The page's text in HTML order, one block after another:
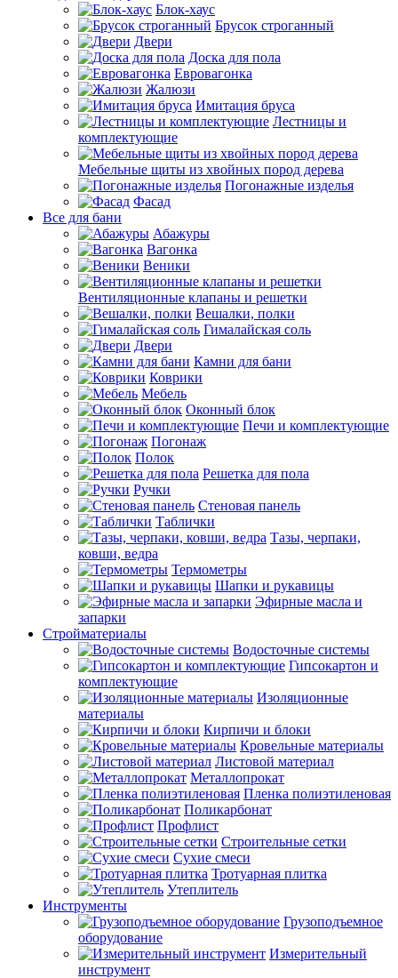
Блок-хаус
Брусок строганный
Двери
Доска для пола
Евровагонка
Жалюзи
Имитация бруса
Лестницы и
комплектующие
Мебельные щиты из хвойных пород дерева
Погонажные изделья
Фасад
Все для бани
Абажуры
Вагонка
Веники
Вентиляционные клапаны и решетки
Вешалки, полки
Гималайская соль
Двери
Камни для бани
Коврики
Мебель
Оконный блок
Печи и комплектующие
Погонаж
Полок
Решетка для пола
Ручки
Стеновая панель
Таблички
Тазы, черпаки,
ковши, ведра
Термометры
Шапки и рукавицы
Эфирные масла и
запарки
Стройматериалы
Водосточные системы
Гипсокартон и
комплектующие
Изоляционные
материалы
Кирпичи и блоки
Кровельные материалы
Листовой материал
Металлопрокат
Пленка полиэтиленовая
Поликарбонат
Профлист
Строительные сетки
Сухие смеси
Тротуарная плитка
Утеплитель
Инструменты
Грузоподъемное
оборудование
Измерительный
инструмент